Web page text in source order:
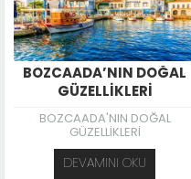
BOZCAADA’NIN DOĞAL
GÜZELLİKLERİ
BOZCAADA'NIN DOĞAL
GÜZELLİKLERİ
DEVAMINI OKU